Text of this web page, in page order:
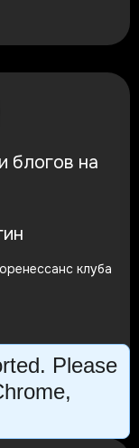
блогов на
клуба
Please